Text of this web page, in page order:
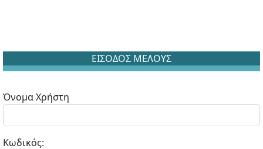
ΕΙΣΟΔΟΣ ΜΕΛΟΥΣ
Όνομα Χρήστη
Κωδικός: